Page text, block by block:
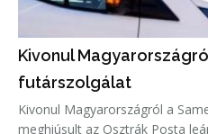
Kivonul
futárszolgálat
Kivonul Magyarországról a
meghiúsult az Osztrák Posta